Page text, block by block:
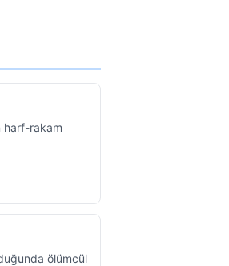
harf-rakam
ölümcül